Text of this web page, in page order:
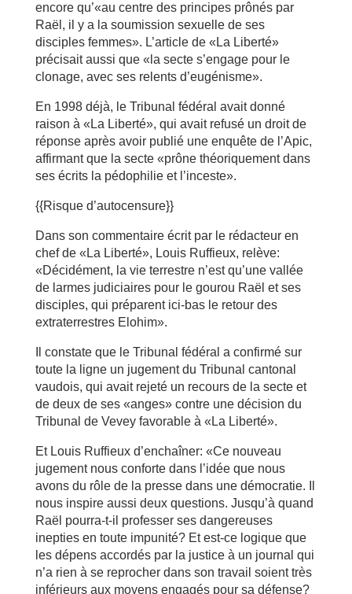
encore qu’«au centre des principes prônés par
Raël, il y a la soumission sexuelle de ses
disciples femmes». L’article de «La Liberté»
précisait aussi que «la secte s’engage pour le
clonage, avec ses relents d’eugénisme».
En 1998 déjà, le Tribunal fédéral avait donné
raison à «La Liberté», qui avait refusé un droit de
réponse après avoir publié une enquête de l’Apic,
affirmant que la secte «prône théoriquement dans
ses écrits la pédophilie et l’inceste».
{{Risque d’autocensure}}
Dans son commentaire écrit par le rédacteur en
chef de «La Liberté», Louis Ruffieux, relève:
«Décidément, la vie terrestre n’est qu’une vallée
de larmes judiciaires pour le gourou Raël et ses
disciples, qui préparent ici-bas le retour des
extraterrestres Elohim».
Il constate que le Tribunal fédéral a confirmé sur
toute la ligne un jugement du Tribunal cantonal
vaudois, qui avait rejeté un recours de la secte et
de deux de ses «anges» contre une décision du
Tribunal de Vevey favorable à «La Liberté».
Et Louis Ruffieux d’enchaîner: «Ce nouveau
jugement nous conforte dans l’idée que nous
avons du rôle de la presse dans une démocratie. Il
nous inspire aussi deux questions. Jusqu’à quand
Raël pourra-t-il professer ses dangereuses
inepties en toute impunité? Et est-ce logique que
les dépens accordés par la justice à un journal qui
n’a rien à se reprocher dans son travail soient très
inférieurs aux moyens engagés pour sa défense?